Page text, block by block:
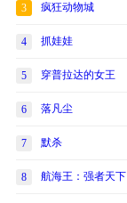
3 疯狂动物城
4 抓娃娃
5 穿普拉达的女王
6 落凡尘
7 默杀
8 航海王：强者天下